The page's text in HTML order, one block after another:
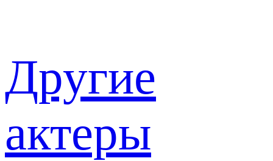
Другие
актеры